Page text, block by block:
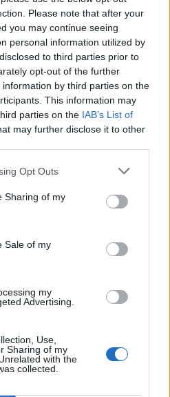
Please note that after your
you may continue seeing
personal information utilized by
to third parties prior to
opt-out of the further
by third parties on the
This information may
parties on the IAB’s List of
may further disclose it to other
Opt Outs
Sharing of my
Sale of my
my
Advertising.
Use,
Sharing of my
with the
collected.